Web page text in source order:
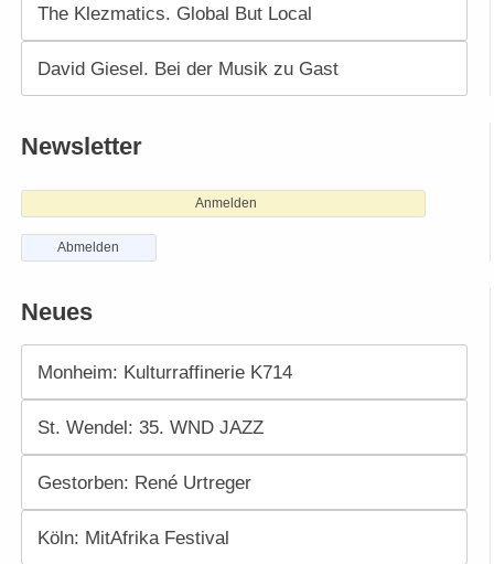
The Klezmatics. Global But Local
David Giesel. Bei der Musik zu Gast
Newsletter
Anmelden
Abmelden
Neues
Monheim: Kulturraffinerie K714
St. Wendel: 35. WND JAZZ
Gestorben: René Urtreger
Köln: MitAfrika Festival